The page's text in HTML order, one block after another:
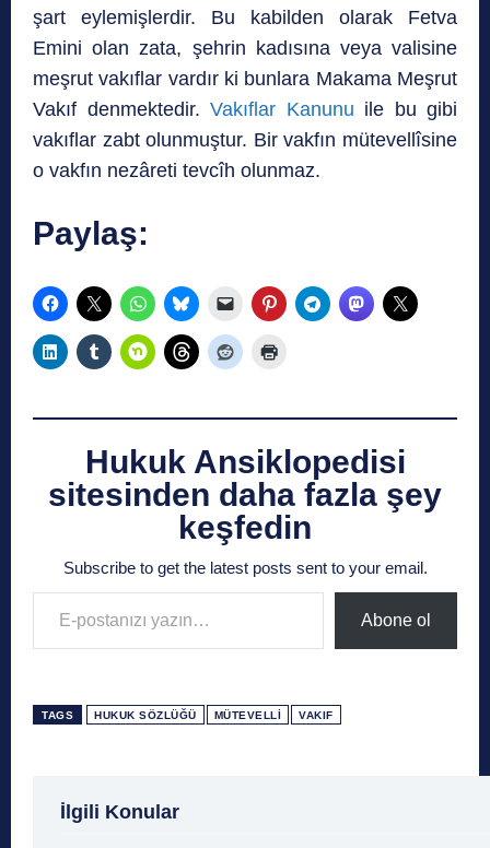
şart eylemişlerdir. Bu kabilden olarak Fetva
Emini olan zata, şehrin kadısına veya valisine
meşrut vakıflar vardır ki bunlara Makama Meşrut
Vakıf denmektedir. Vakıflar Kanunu ile bu gibi
vakıflar zabt olunmuştur. Bir vakfın mütevellîsine
o vakfın nezâreti tevcîh olunmaz.
Paylaş:
Hukuk Ansiklopedisi
sitesinden daha fazla şey
keşfedin
Subscribe to get the latest posts sent to your email.
E-postanızı yazın…
Abone ol
TAGS HUKUK SÖZLÜĞÜ MÜTEVELLİ VAKIF
İlgili Konular
1 Ağustos